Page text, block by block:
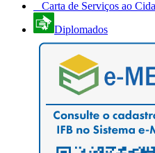
Carta de Serviços ao
Diplomados